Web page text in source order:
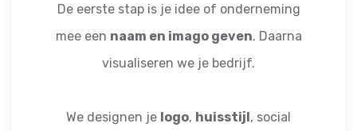
De eerste stap is je idee of onderneming
mee een naam en imago geven. Daarna
visualiseren we je bedrijf.
We designen je logo, huisstijl, social